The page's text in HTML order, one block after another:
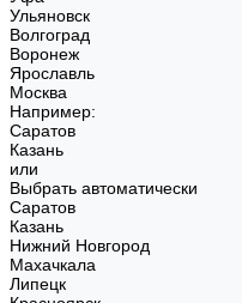
Ульяновск
Волгоград
Воронеж
Ярославль
Москва
Например:
Саратов
Казань
или
Выбрать автоматически
Саратов
Казань
Нижний Новгород
Махачкала
Липецк